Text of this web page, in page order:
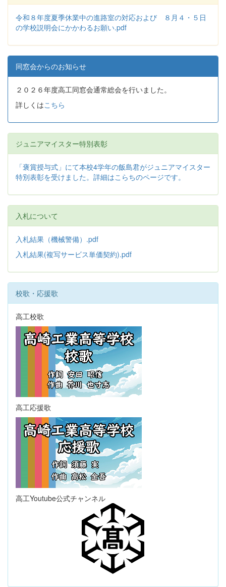
令和８年度夏季休業中の進路室の対応および ８月４・５日
の学校説明会にかかわるお願い.pdf
同窓会からのお知らせ
２０２６年度高工同窓会通常総会を行いました。
詳しくはこちら
ジュニアマイスター特別表彰
「褒賞授与式」にて本校4学年の飯島君がジュニアマイスター
特別表彰を受けました。詳細はこらちのページです。
入札について
入札結果（機械警備）.pdf
入札結果(複写サービス単価契約).pdf
校歌・応援歌
高工校歌
高工応援歌
高工Youtube公式チャンネル